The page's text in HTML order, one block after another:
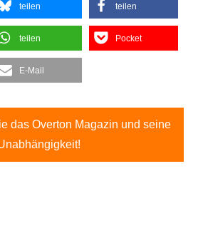
teilen teilen
teilen Pocket
E-Mail
das Overton Magazin und seine